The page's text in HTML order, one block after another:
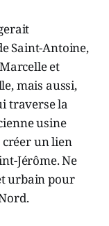
Saint-Antoine,
et
mais aussi,
traverse la
usine
un lien
Jérôme. Ne
urbain pour